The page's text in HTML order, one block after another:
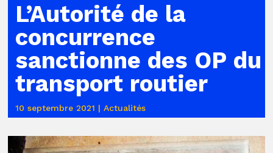
L’Autorité de la
concurrence
sanctionne des OP du
transport routier
10 septembre 2021 |Actualités